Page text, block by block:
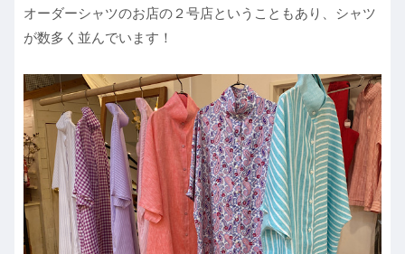
オーダーシャツのお店の２号店ということもあり、シャツ
が数多く並んでいます！